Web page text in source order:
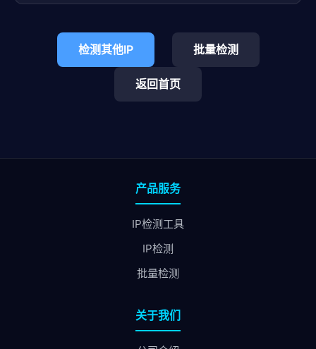
检测其他IP 批量检测
返回首页
产品服务
IP检测工具
IP检测
批量检测
关于我们